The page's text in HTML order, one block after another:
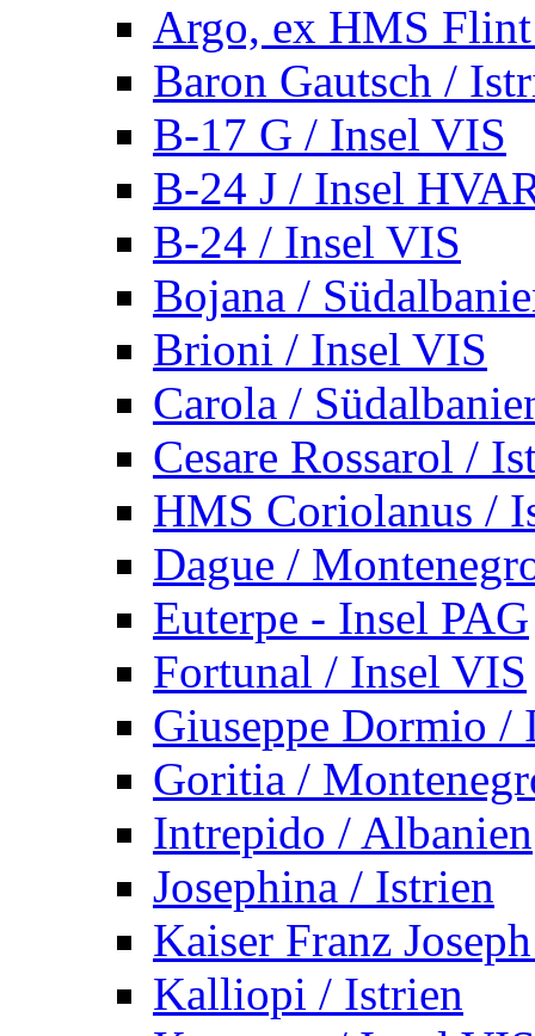
Argo, ex HMS
Baron Gautsch /
B-17 G / Insel VIS
B-24 J / Insel
B-24 / Insel VIS
Bojana /
Brioni / Insel VIS
Carola /
Cesare Rossarol /
HMS Coriolanus /
Dague /
Euterpe - Insel PAG
Fortunal / Insel VIS
Giuseppe Dormio /
Goritia /
Intrepido / Albanien
Josephina / Istrien
Kaiser Franz
Kalliopi / Istrien